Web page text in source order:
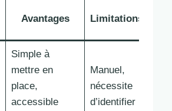
Avantages Limitations
Simple à
mettre en
place,
accessible
Manuel,
nécessite
d’identifier